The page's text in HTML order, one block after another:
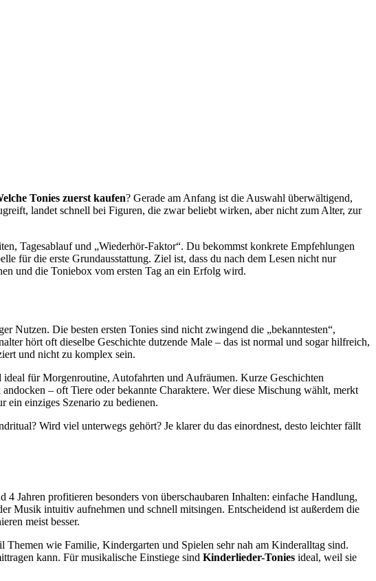
Tonies zuerst kaufen? Gerade am Anfang ist die Auswahl überwältigend,
landet schnell bei Figuren, die zwar beliebt wirken, aber nicht zum Alter, zur
Tagesablauf und „Wiederhör-Faktor“. Du bekommst konkrete Empfehlungen
für die erste Grundausstattung. Ziel ist, dass du nach dem Lesen nicht nur
und die Toniebox vom ersten Tag an ein Erfolg wird.
Nutzen. Die besten ersten Tonies sind nicht zwingend die „bekanntesten“,
hört oft dieselbe Geschichte dutzende Male – das ist normal und sogar hilfreich,
und nicht zu komplex sein.
ideal für Morgenroutine, Autofahrten und Aufräumen. Kurze Geschichten
– oft Tiere oder bekannte Charaktere. Wer diese Mischung wählt, merkt
ein einziges Szenario zu bedienen.
Wird viel unterwegs gehört? Je klarer du das einordnest, desto leichter fällt
Jahren profitieren besonders von überschaubaren Inhalten: einfache Handlung,
intuitiv aufnehmen und schnell mitsingen. Entscheidend ist außerdem die
meist besser.
wie Familie, Kindergarten und Spielen sehr nah am Kinderalltag sind.
kann. Für musikalische Einstiege sind Kinderlieder-Tonies ideal, weil sie